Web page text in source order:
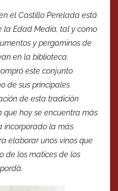
el Castillo Perelada está
Edad Media, tal y como
y pergaminos de
en la biblioteca.
este conjunto
de sus principales
de esta tradición
que hoy se encuentra más
incorporado la más
elaborar unos vinos que
de los matices de los